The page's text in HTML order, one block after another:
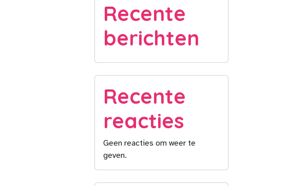
Recente
berichten
Recente
reacties
Geen reacties om weer te
geven.